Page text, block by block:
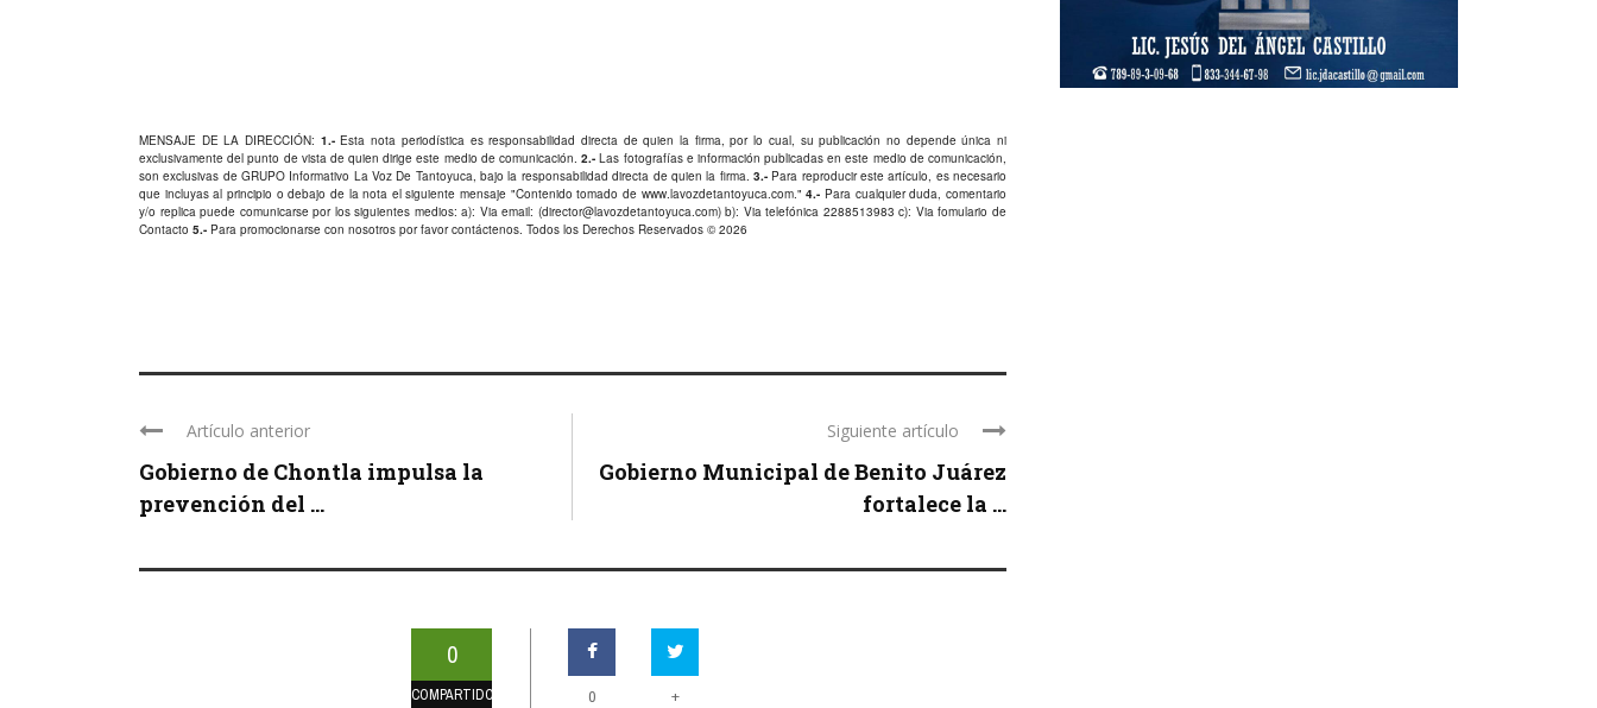
MENSAJE DE LA DIRECCIÓN: 1.-Esta nota periodística es responsabilidad directa de quien la firma, por lo cual, su publicación no depende única ni
exclusivamente del punto de vista de quien dirige este medio de comunicación.2.- Las fotografías e información publicadas en este medio de comunicación,
son exclusivas de GRUPO Informativo La Voz De Tantoyuca, bajo la responsabilidad directa de quien la firma. 3.-Para reproducir este artículo, es necesario
que incluyas al principio o debajo de la nota el siguiente mensaje "Contenido tomado de www.lavozdetantoyuca.com."4.- Para cualquier duda, comentario
y/o replica puede comunicarse por los siguientes medios: a): Via email: (director@lavozdetantoyuca.com) b): Via telefónica 2288513983 c): Via fomulario de
Contacto 5.- Para promocionarse con nosotros por favorcontáctenos . Todos los Derechos Reservados © 2026
Artículo anterior
Gobierno de Chontla impulsa la
prevención del ...
Siguiente artículo
Gobierno Municipal de Benito Juárez
fortalece la ...
0
COMPARTIDOS 0 +